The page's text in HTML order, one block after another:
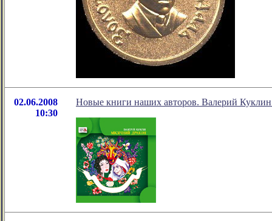
02.06.2008
10:30
Новые книги наших авторов. Валерий